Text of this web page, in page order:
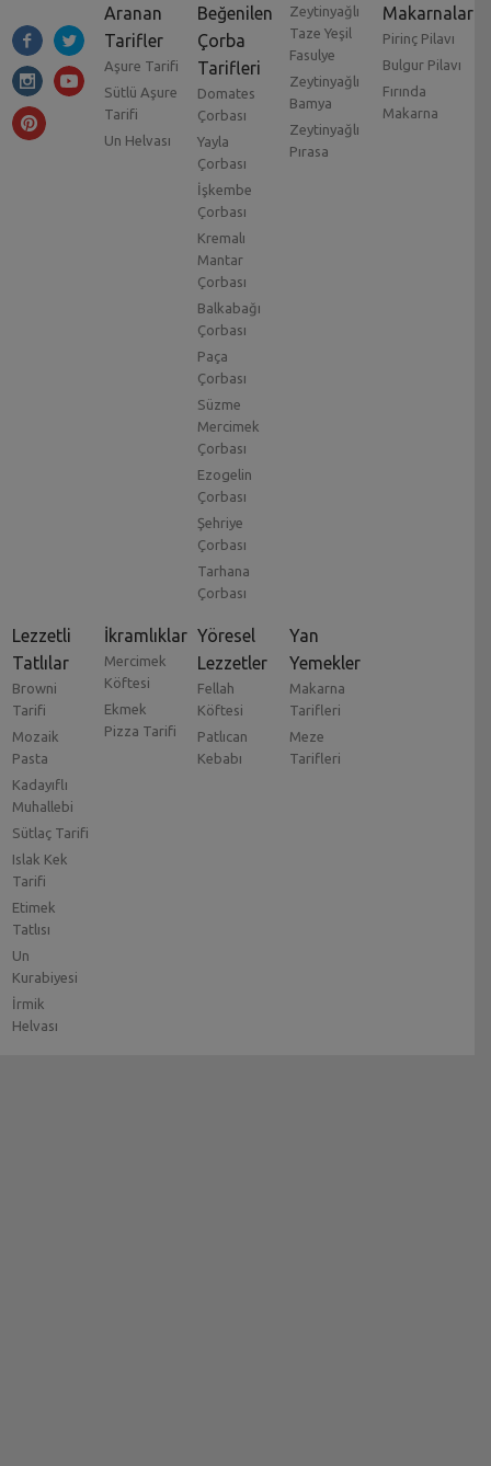
Aranan
Tarifler
Aşure Tarifi
Sütlü Aşure
Tarifi
Un Helvası
Beğenilen
Çorba
Tarifleri
Domates
Çorbası
Yayla
Çorbası
İşkembe
Çorbası
Kremalı
Mantar
Çorbası
Balkabağı
Çorbası
Paça
Çorbası
Süzme
Mercimek
Çorbası
Ezogelin
Çorbası
Şehriye
Çorbası
Tarhana
Çorbası
Zeytinyağlı
Taze Yeşil
Fasulye
Zeytinyağlı
Bamya
Zeytinyağlı
Pırasa
Makarnalar
Pirinç Pilavı
Bulgur Pilavı
Fırında
Makarna
Lezzetli
Tatlılar
Browni
Tarifi
Mozaik
Pasta
Kadayıflı
Muhallebi
Sütlaç Tarifi
Islak Kek
Tarifi
Etimek
Tatlısı
Un
Kurabiyesi
İrmik
Helvası
İkramlıklar
Mercimek
Köftesi
Ekmek
Pizza Tarifi
Yöresel
Lezzetler
Fellah
Köftesi
Patlıcan
Kebabı
Yan
Yemekler
Makarna
Tarifleri
Meze
Tarifleri